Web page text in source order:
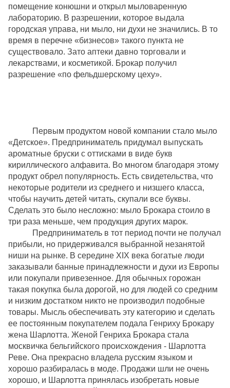
помещение конюшни и открыл мыловаренную
лабораторию. В разрешении, которое выдала
городская управа, ни мыло, ни духи не значились. В то
время в перечне «бизнесов» такого пункта не
существовало. Зато аптеки давно торговали и
лекарствами, и косметикой. Брокар получил
разрешение «по фельдшерскому цеху».
Первым продуктом новой компании стало мыло
«Детское». Предприниматель придумал выпускать
ароматные бруски с оттисками в виде букв
кириллического алфавита. Во многом благодаря этому
продукт обрел популярность. Есть свидетельства, что
некоторые родители из среднего и низшего класса,
чтобы научить детей читать, скупали все буквы.
Сделать это было несложно: мыло Брокара стоило в
три раза меньше, чем продукция других марок.
Предприниматель в тот период почти не получал
прибыли, но придерживался выбранной незанятой
ниши на рынке. В середине XIX века богатые люди
заказывали банные принадлежности и духи из Европы
или покупали привезенное. Для обычных горожан
такая покупка была дорогой, но для людей со средним
и низким достатком никто не производил подобные
товары. Мысль обеспечивать эту категорию и сделать
ее постоянным покупателем подала Генриху Брокару
жена Шарлотта. Женой Генриха Брокара стала
москвичка бельгийского происхождения - Шарлотта
Реве. Она прекрасно владела русским языком и
хорошо разбиралась в моде. Продажи шли не очень
хорошо, и Шарлотта принялась изобретать новые